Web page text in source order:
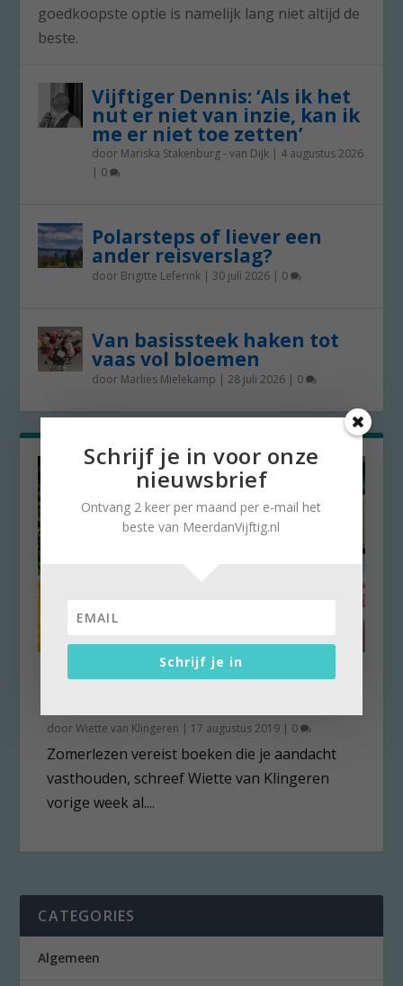
goedkoopste optie is namelijk lang niet altijd de
beste.
Vijftiger Dennis: ‘Als ik het
nut er niet van inzie, kan ik
me er niet toe zetten’
door Mariska Stakenburg - van Dijk | 4 augustus 2026
| 0
Polarsteps of liever een
ander reisverslag?
door Brigitte Leferink | 30 juli 2026 | 0
Van basissteek haken tot
vaas vol bloemen
door Marlies Mielekamp |28 juli 2026 | 0
Zomerboeken, feest voor de
doorWiette van Klingeren | 17 augustus 2019 | 0
Zomerlezen vereist boeken die je aandacht
vasthouden, schreef Wiette van Klingeren
vorige week al....
CATEGORIES
Algemeen
Schrijf je in voor onze
nieuwsbrief
Ontvang 2 keer per maand per e-mail het
beste van MeerdanVijftig.nl
Schrijf je in